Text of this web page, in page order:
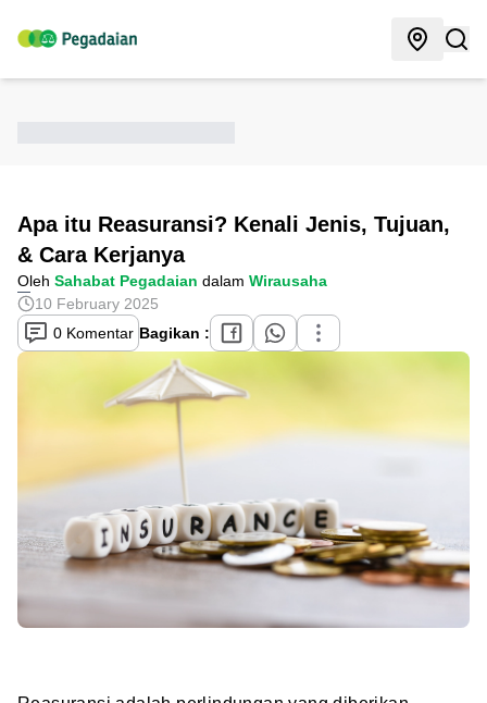
Apa itu Reasuransi? Kenali Jenis, Tujuan,
& Cara Kerjanya
Oleh Sahabat Pegadaian dalam Wirausaha
10 February 2025
0 Komentar Bagikan :